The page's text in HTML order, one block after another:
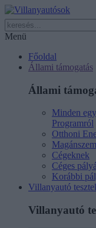
Menü
Főoldal
Állami támogatás
Állami
Minden
Programról
Otthoni
Cégeknek
Céges
Korábbi
Villanyautó
Villanyautó